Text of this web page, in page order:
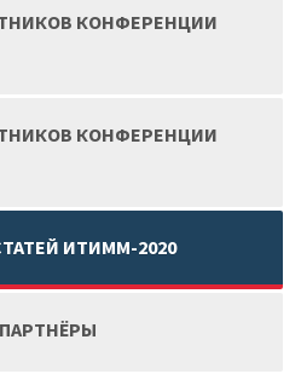
КОНФЕРЕНЦИИ
КОНФЕРЕНЦИИ
ИТИММ-2020